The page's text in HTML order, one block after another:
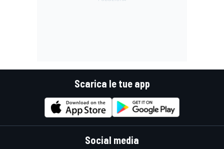
Scarica le tue app
Social media